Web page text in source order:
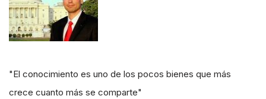
"El conocimiento es uno de los pocos bienes que más
crece cuanto más se comparte"